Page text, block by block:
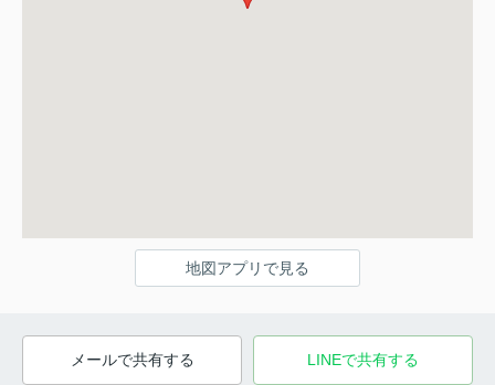
地図アプリで見る
メールで共有する LINEで共有する